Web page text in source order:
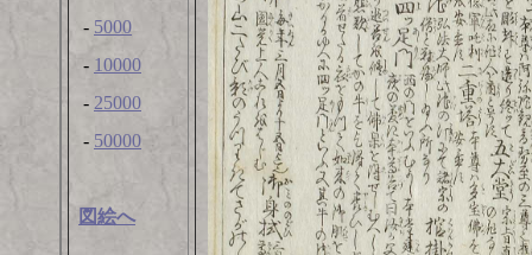
- 5000
- 10000
- 25000
- 50000
図絵へ